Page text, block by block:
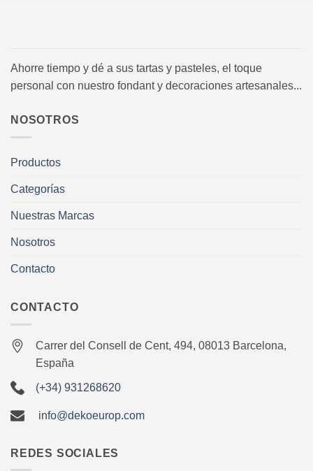
Ahorre tiempo y dé a sus tartas y pasteles, el toque
personal con nuestro fondant y decoraciones artesanales...
NOSOTROS
Productos
Categorías
Nuestras Marcas
Nosotros
Contacto
CONTACTO
Carrer del Consell de Cent, 494, 08013 Barcelona,
España
(+34) 931268620
info@dekoeurop.com
REDES SOCIALES